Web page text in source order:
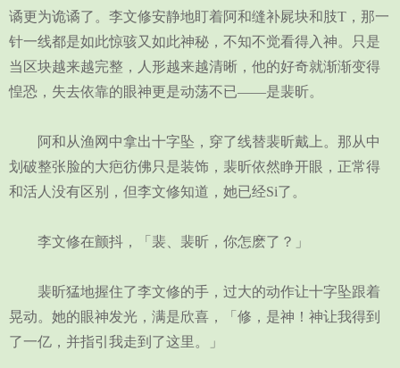
谲更为诡谲了。李文修安静地盯着阿和缝补屍块和肢T，那一
针一线都是如此惊骇又如此神秘，不知不觉看得入神。只是
当区块越来越完整，人形越来越清晰，他的好奇就渐渐变得
惶恐，失去依靠的眼神更是动荡不已——是裴昕。
阿和从渔网中拿出十字坠，穿了线替裴昕戴上。那从中
划破整张脸的大疤彷佛只是装饰，裴昕依然睁开眼，正常得
和活人没有区别，但李文修知道，她已经Si了。
李文修在颤抖，「裴、裴昕，你怎麽了？」
裴昕猛地握住了李文修的手，过大的动作让十字坠跟着
晃动。她的眼神发光，满是欣喜，「修，是神！神让我得到
了一亿，并指引我走到了这里。」